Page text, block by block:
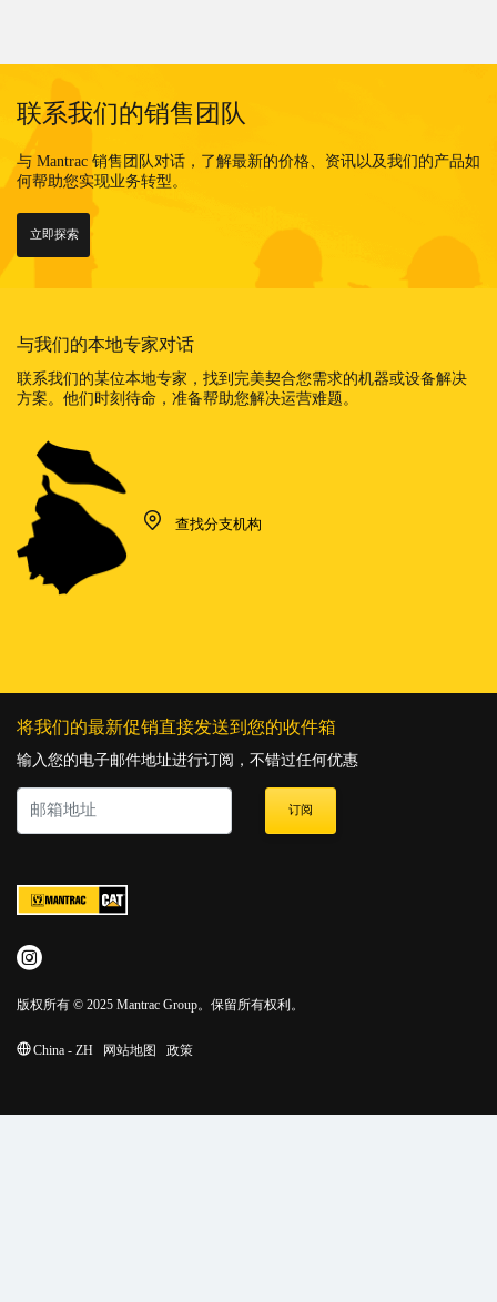
联系我们的销售团队
与 Mantrac 销售团队对话，了解最新的价格、资讯以及我们的产品如
何帮助您实现业务转型。
立即探索
与我们的本地专家对话
联系我们的某位本地专家，找到完美契合您需求的机器或设备解决
方案。他们时刻待命，准备帮助您解决运营难题。
查找分支机构
将我们的最新促销直接发送到您的收件箱
输入您的电子邮件地址进行订阅，不错过任何优惠
订阅
版权所有 © 2025 Mantrac Group。保留所有权利。
China - ZH 网站地图 政策